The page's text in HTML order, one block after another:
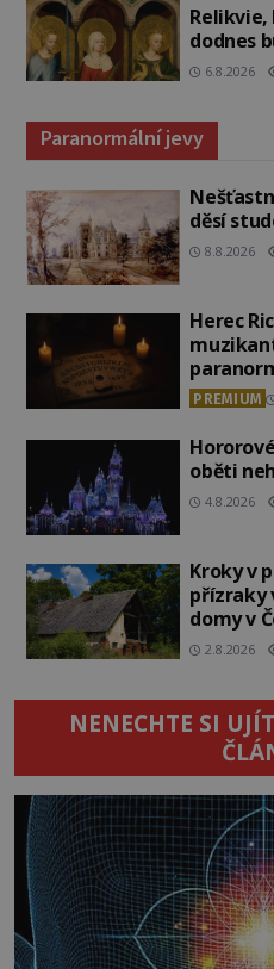
dodnes
6.8.2026
Paranormální jevy
děsí
8.8.2026
Herec
PREMIUM
oběti
4.8.2026
Kroky v
přízraky
domy v
2.8.2026
NENECHTE SI